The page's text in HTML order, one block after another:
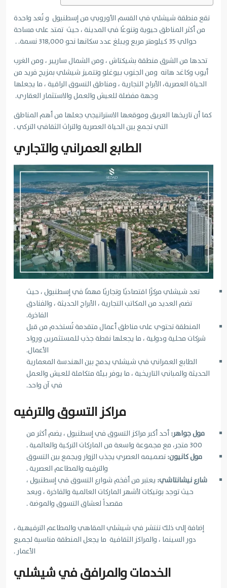
تقع منطقة شيشلي في القسم الأوروبي من إسطنبول و تُعد واحدة
من أكثر المناطق حيوية وتنوعًا في المدينة ، حيث تمتد على مساحة
حوالي 35 كيلومتر مربع ويبلغ عدد سكانها نحو 318,000 نسمة. .
تحدها من الشرق منطقة بشيكتاش ، ومن الشمال ساريير ، ومن الغرب
أيوب وكاغد هانه ومن الجنوب بيوغلو وتتميز شيشلي بمزيج فريد من
الحياة العصرية، الأبراج التجارية ، ومناطق التسوق الراقية ، ما يجعلها
وجهة مفضلة للعيش والعمل والاستثمار العقاري.
كما أن تاريخها العريق وموقعها الاستراتيجي جعلها من أهم المناطق
التي تجمع بين الحياة العصرية والتراث الثقافي التركي .
الطابع العمراني والتجاري
تعد شيشلي مركزًا اقتصاديًا وتجاريًا مهمًا في إسطنبول ، حيث
تضم العديد من المكاتب التجارية ، الأبراج الحديثة ، والفنادق
الفاخرة.
المنطقة تحتوي على مناطق أعمال متقدمة تُستخدم من قبل
شركات محلية ودولية ، ما يجعلها نقطة جذب للمستثمرين ورواد
الأعمال.
الطابع العمراني في شيشلي يدمج بين الهندسة المعمارية
الحديثة والمباني التاريخية ، ما يوفر بيئة متكاملة للعيش والعمل
في آن واحد.
مراكز التسوق والترفيه
مول جواهر:أحد أكبر مراكز التسوق في إسطنبول ، يضم أكثر من
300 متجر، مع مجموعة واسعة من الماركات التركية والعالمية .
مول كانيون:تصميمه العصري يجذب الزوار ويجمع بين التسوق
والترفيه والمطاعم العصرية .
شارع نيشانتاشي: يعتبر من أفخم شوارع التسوق في إسطنبول ،
حيث توجد بوتيكات لأشهر الماركات العالمية والفاخرة ، ويعد
مقصداً لعشاق التسوق والموضة .
إضافة إلى ذلك تنتشر في شيشلي المقاهي والمطاعم الترفيهية ،
دور السينما ، والمراكز الثقافية ما يجعل المنطقة مناسبة لجميع
الأعمار .
الخدمات والمرافق في شيشلي